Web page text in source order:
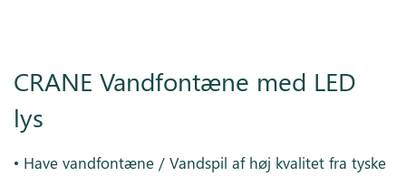
CRANE Vandfontæne med LED
lys
• Have vandfontæne / Vandspil af høj kvalitet fra tyske